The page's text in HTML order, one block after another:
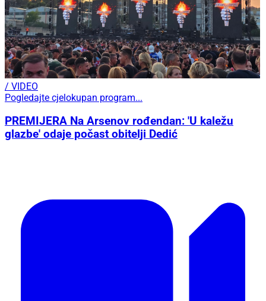
/ VIDEO
Pogledajte cjelokupan program...
PREMIJERA Na Arsenov rođendan: 'U kaležu
glazbe' odaje počast obitelji Dedić